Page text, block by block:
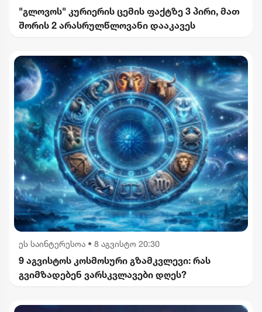
"გლოვოს" კურიერის ცემის ფაქტზე 3 პირი, მათ
შორის 2 არასრულწლოვანი დააკავეს
ეს საინტერესოა • 8 აგვისტო 20:30
9 აგვისტოს კოსმოსური გზამკვლევი: რას
გვიმზადებენ ვარსკვლავები დღეს?